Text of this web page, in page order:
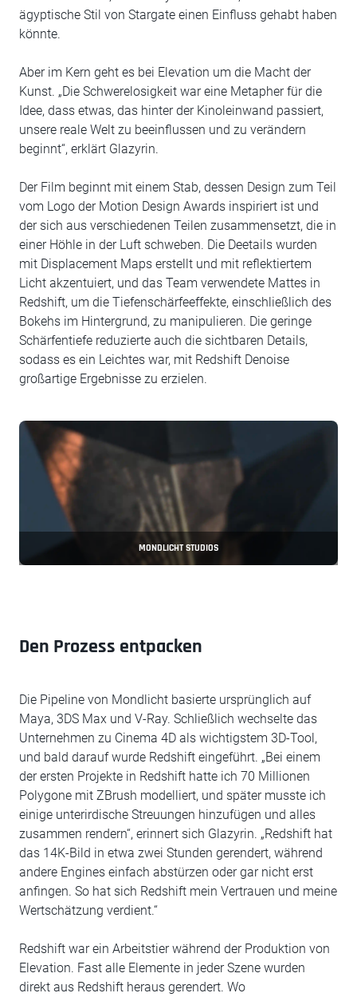
ägyptische Stil von Stargate einen Einfluss gehabt haben
könnte.
Aber im Kern geht es bei Elevation um die Macht der
Kunst. „Die Schwerelosigkeit war eine Metapher für die
Idee, dass etwas, das hinter der Kinoleinwand passiert,
unsere reale Welt zu beeinflussen und zu verändern
beginnt“, erklärt Glazyrin.
Der Film beginnt mit einem Stab, dessen Design zum Teil
vom Logo der Motion Design Awards inspiriert ist und
der sich aus verschiedenen Teilen zusammensetzt, die in
einer Höhle in der Luft schweben. Die Deetails wurden
mit Displacement Maps erstellt und mit reflektiertem
Licht akzentuiert, und das Team verwendete Mattes in
Redshift, um die Tiefenschärfeeffekte, einschließlich des
Bokehs im Hintergrund, zu manipulieren. Die geringe
Schärfentiefe reduzierte auch die sichtbaren Details,
sodass es ein Leichtes war, mit Redshift Denoise
großartige Ergebnisse zu erzielen.
MONDLICHT STUDIOS
Den Prozess entpacken
Die Pipeline von Mondlicht basierte ursprünglich auf
Maya, 3DS Max und V-Ray. Schließlich wechselte das
Unternehmen zu Cinema 4D als wichtigstem 3D-Tool,
und bald darauf wurde Redshift eingeführt. „Bei einem
der ersten Projekte in Redshift hatte ich 70 Millionen
Polygone mit ZBrush modelliert, und später musste ich
einige unterirdische Streuungen hinzufügen und alles
zusammen rendern“, erinnert sich Glazyrin. „Redshift hat
das 14K-Bild in etwa zwei Stunden gerendert, während
andere Engines einfach abstürzen oder gar nicht erst
anfingen. So hat sich Redshift mein Vertrauen und meine
Wertschätzung verdient.“
Redshift war ein Arbeitstier während der Produktion von
Elevation. Fast alle Elemente in jeder Szene wurden
direkt aus Redshift heraus gerendert. Wo